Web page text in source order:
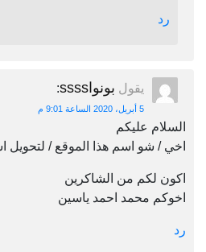
رد
يقول بونواssss :
5 أبريل، 2020 الساعة 9:01 م
السلام عليكم
اخي / شو اسم هذا الموقع / لتحويل
اكون لكم من الشاكرين
اخوكم محمد احمد ياسين
رد